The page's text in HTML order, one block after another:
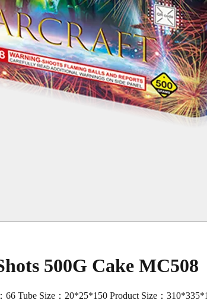
500G Cake MC508
66 Tube Size：20*25*150 Product Size：